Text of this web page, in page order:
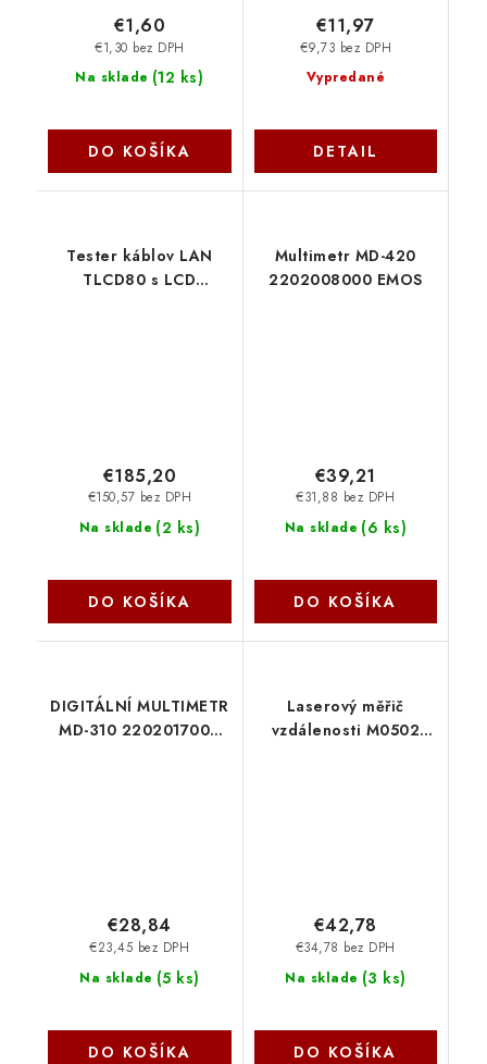
Na sklade (12 ks)
€1,30 bez DPH
€1,60
DO KOŠÍKA
Vypredané
€9,73 bez DPH
€11,97
DETAIL
Tester káblov LAN
TLCD80 s LCD
Na sklade (2 ks)
€150,57 bez DPH
€185,20
DO KOŠÍKA
Multimetr MD-420
2202008000 EMOS
Na sklade (6 ks)
€31,88 bez DPH
€39,21
DO KOŠÍKA
DIGITÁLNÍ MULTIMETR
MD-310 2202017000
Na sklade (5 ks)
€23,45 bez DPH
€28,84
DO KOŠÍKA
Laserový měřič
vzdálenosti M0502
Na sklade (3 ks)
€34,78 bez DPH
€42,78
DO KOŠÍKA